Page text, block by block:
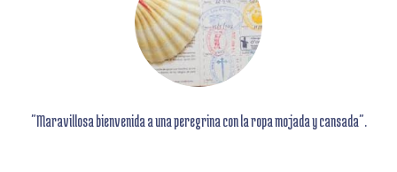
"Maravillosa bienvenida a una peregrina con la ropa mojada y cansada".